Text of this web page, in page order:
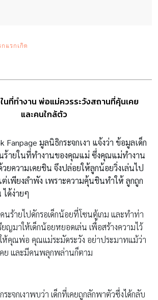
แรกเกิด
ที่ทำงาน พ่อแม่ควรระวังสถานที่คุ้นเคย
และคนใกล้ตัว
Fanpage มูลนิธิกระจกเงา แจ้งว่า ข้อมูลเด็ก
ร้ายในที่ทำงานของคุณแม่ ซึ่งคุณแม่ทำงาน
ยความเคยชิน จึงปล่อยให้ลูกน้อยวิ่งเล่นไป
เพียงลำพัง เพราะความคุ้นชินทำให้ ลูกถูก
ด้ง่ายๆ
นร้ายไปดักรอเด็กน้อยที่โซนตู้เกม และทำท่า
ยญมาให้เด็กน้อยหยอดเล่น เพื่อสร้างความไว้
ห้คุณพ่อ คุณแม่ระมัดระวัง อย่าประมาทแม้ว่า
ย และมีคนพลุกพล่านก็ตาม
ะจกเงาพบว่า เด็กที่เคยถูกลักพาตัวซึ่งได้กลับ